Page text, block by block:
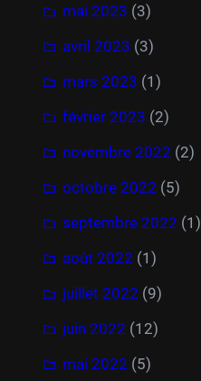
mai 2023 (3)
avril 2023 (3)
mars 2023 (1)
février 2023 (2)
novembre 2022 (2)
octobre 2022 (5)
septembre 2022 (1)
août 2022 (1)
juillet 2022 (9)
juin 2022 (12)
mai 2022 (5)